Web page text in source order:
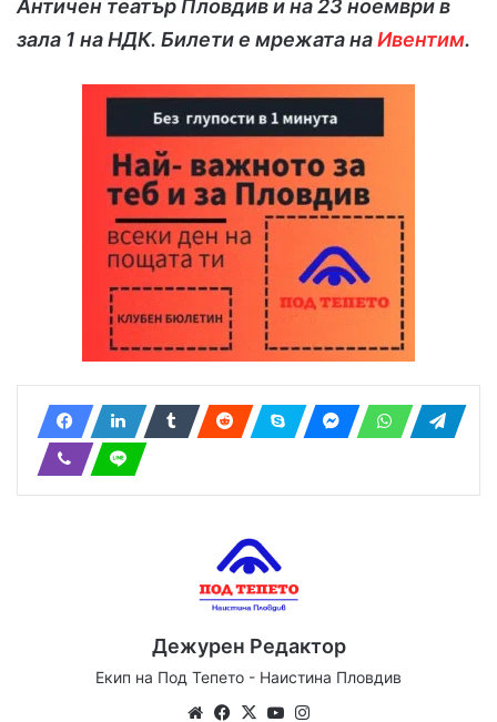
Античен театър Пловдив и на 23 ноември в
зала 1 на НДК. Билети е мрежата наИвентим.
Дежурен Редактор
Екип на Под Тепето - Наистина Пловдив
WebsiteFacebook
X YouTube